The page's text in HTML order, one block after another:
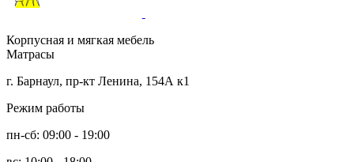
Корпусная и мягкая мебель
Матрасы
г. Барнаул, пр-кт Ленина, 154А к1
Режим работы
пн-сб: 09:00 - 19:00